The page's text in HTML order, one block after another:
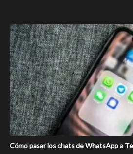
Cómo pasar los chats de WhatsApp a